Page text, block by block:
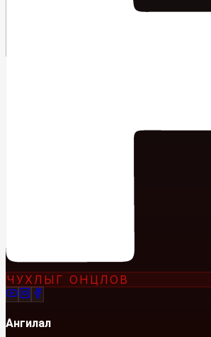
ЧУХЛЫГ ОНЦЛОВ
Ангилал